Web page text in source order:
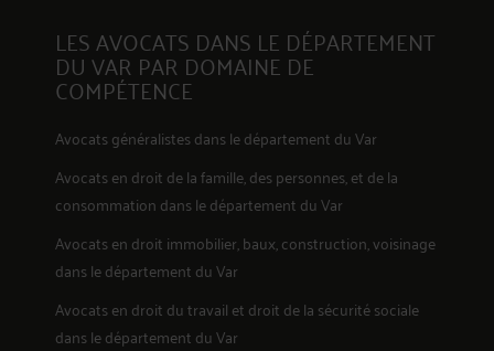
LES AVOCATS DANS LE DÉPARTEMENT
DU VAR PAR DOMAINE DE
COMPÉTENCE
Avocats généralistes dans le département du Var
Avocats en droit de la famille, des personnes, et de la
consommation dans le département du Var
Avocats en droit immobilier, baux, construction, voisinage
dans le département du Var
Avocats en droit du travail et droit de la sécurité sociale
dans le département du Var